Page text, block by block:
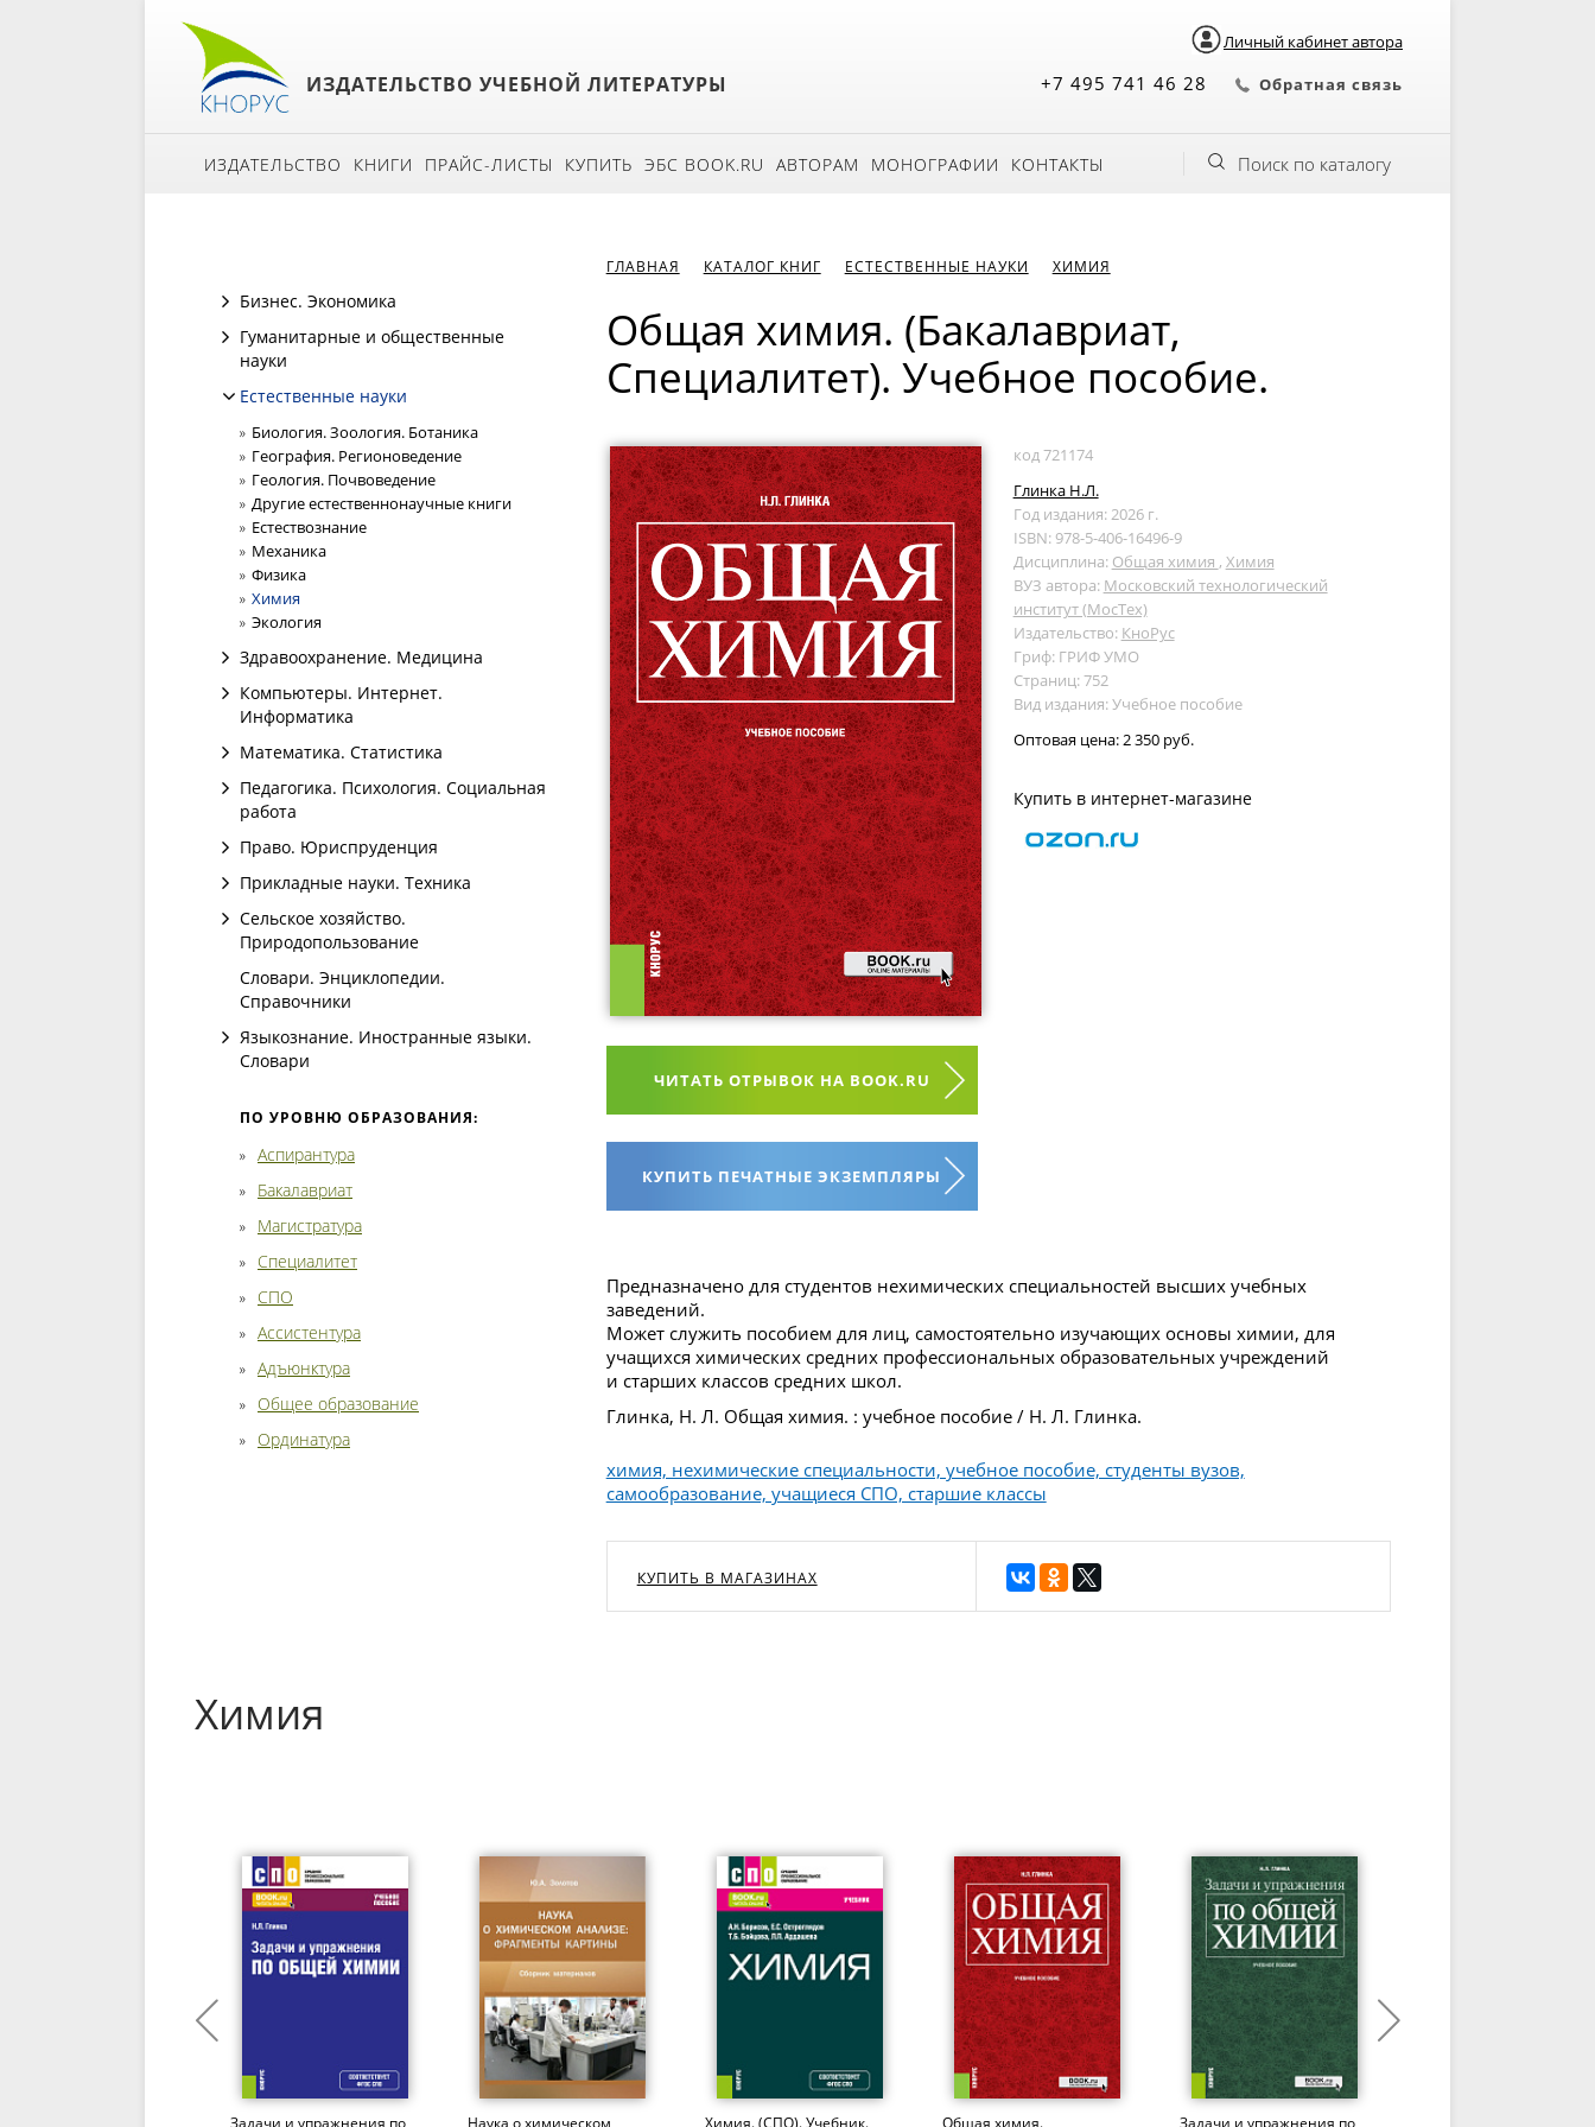
Личный кабинет автора
ИЗДАТЕЛЬСТВО УЧЕБНОЙ ЛИТЕРАТУРЫ +7 495 741 46 28 Обратная связь
ИЗДАТЕЛЬСТВО КНИГИ ПРАЙС-ЛИСТЫ КУПИТЬ ЭБС BOOK.RU АВТОРАМ МОНОГРАФИИ КОНТАКТЫ Поиск по каталогу
Бизнес. Экономика
Гуманитарные и общественные
науки
Естественные науки
Биология. Зоология. Ботаника
География. Регионоведение
Геология. Почвоведение
Другие естественнонаучные книги
Естествознание
Механика
Физика
Химия
Экология
Здравоохранение. Медицина
Компьютеры. Интернет.
Информатика
Математика. Статистика
Педагогика. Психология. Социальная
работа
Право. Юриспруденция
Прикладные науки. Техника
Сельское хозяйство.
Природопользование
Словари. Энциклопедии.
Справочники
Языкознание. Иностранные языки.
Словари
ПО УРОВНЮ ОБРАЗОВАНИЯ:
Аспирантура
Бакалавриат
Магистратура
Специалитет
СПО
Ассистентура
Адъюнктура
Общее образование
Ординатура
ГЛАВНАЯ КАТАЛОГ КНИГ ЕСТЕСТВЕННЫЕ НАУКИ ХИМИЯ
Общая химия. (Бакалавриат,
Специалитет). Учебное пособие.
ЧИТАТЬ ОТРЫВОК НА BOOK.RU
КУПИТЬ ПЕЧАТНЫЕ ЭКЗЕМПЛЯРЫ
код 721174
Глинка Н.Л.
Год издания: 2026 г.
ISBN: 978-5-406-16496-9
Дисциплина: Общая химия , Химия
ВУЗ автора: Московский технологический
институт (МосТех)
Издательство: КноРус
Гриф: ГРИФ УМО
Страниц: 752
Вид издания: Учебное пособие
Оптовая цена:2 350 руб.
Купить в интернет-магазине
Предназначено для студентов нехимических специальностей высших учебных
заведений.
Может служить пособием для лиц, самостоятельно изучающих основы химии, для
учащихся химических средних профессиональных образовательных учреждений
и старших классов средних школ.
Глинка, Н. Л. Общая химия. : учебное пособие / Н. Л. Глинка.
химия, нехимические специальности, учебное пособие, студенты вузов,
самообразование, учащиеся СПО, старшие классы
КУПИТЬ В МАГАЗИНАХ
Химия
Задачи и упражнения по
Наука о химическом
Химия. (СПО). Учебник.
Общая химия.
Задачи и упражнения по